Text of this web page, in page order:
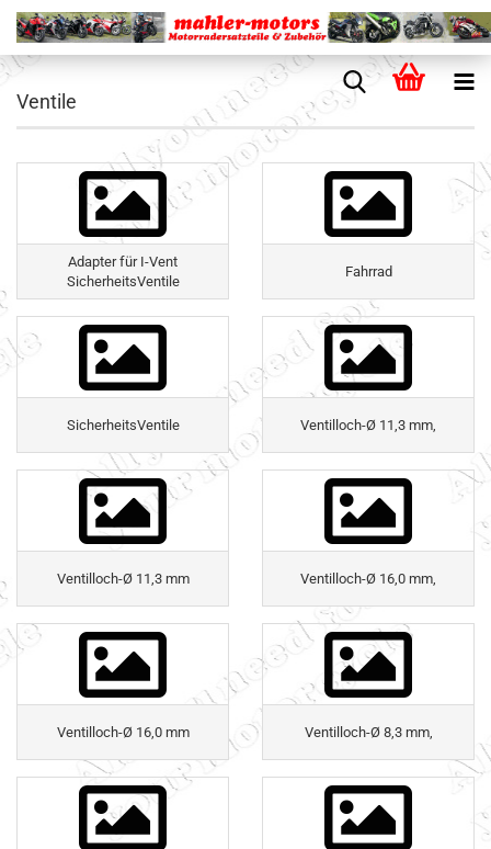
Ventile
Adapter für I-Vent
SicherheitsVentile
Fahrrad
SicherheitsVentile Ventilloch-Ø 11,3 mm,
Ventilloch-Ø 11,3 mm Ventilloch-Ø 16,0 mm,
Ventilloch-Ø 16,0 mm Ventilloch-Ø 8,3 mm,